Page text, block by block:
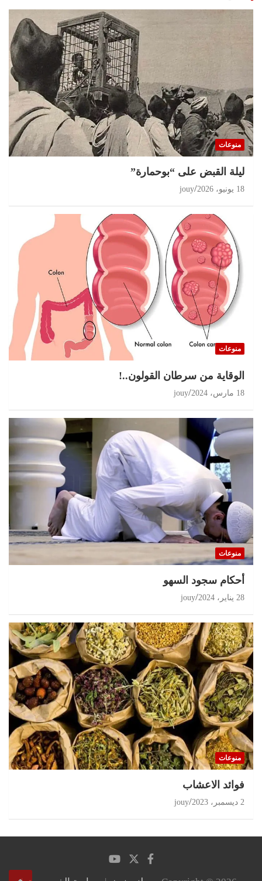
منوعات
ليلة القبض على “بوحمارة”
18 يونيو، 2026 jouy
منوعات
الوقاية من سرطان القولون..!
18 مارس، 2024 jouy
منوعات
أحكام سجود السهو
28 يناير، 2024 jouy
منوعات
‏فوائد الاعشاب
2 ديسمبر، 2023 jouy